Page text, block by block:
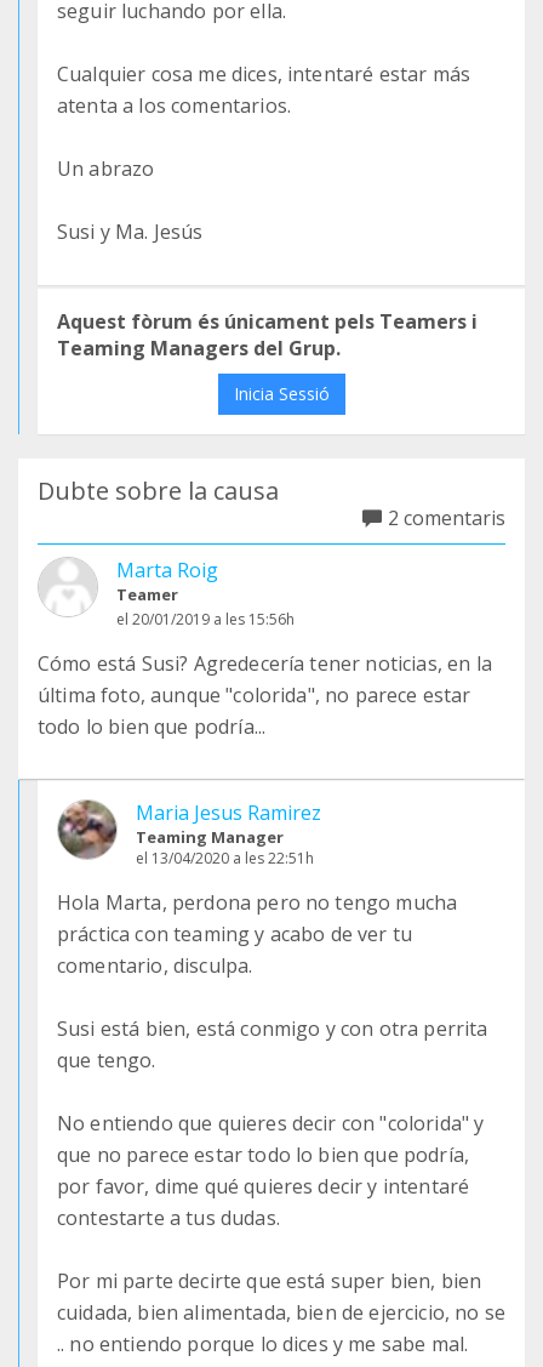
seguir luchando por ella.
Cualquier cosa me dices, intentaré estar más
atenta a los comentarios.
Un abrazo
Susi y Ma. Jesús
Aquest fòrum és únicament pels Teamers i
Teaming Managers del Grup.
Inicia Sessió
Dubte sobre la causa
2 comentaris
Marta Roig
Teamer
el 20/01/2019 a les 15:56h
Cómo está Susi? Agredecería tener noticias, en la
última foto, aunque "colorida", no parece estar
todo lo bien que podría...
Maria Jesus Ramirez
Teaming Manager
el 13/04/2020 a les 22:51h
Hola Marta, perdona pero no tengo mucha
práctica con teaming y acabo de ver tu
comentario, disculpa.
Susi está bien, está conmigo y con otra perrita
que tengo.
No entiendo que quieres decir con "colorida" y
que no parece estar todo lo bien que podría,
por favor, dime qué quieres decir y intentaré
contestarte a tus dudas.
Por mi parte decirte que está super bien, bien
cuidada, bien alimentada, bien de ejercicio, no se
.. no entiendo porque lo dices y me sabe mal.